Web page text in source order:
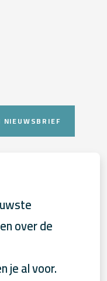
NIEUWSBRIEF
over de
je al voor.